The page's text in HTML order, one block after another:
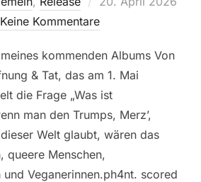
am
Keine Kommentare
kommenden Albums Von
& Tat, das am 1. Mai
die Frage „Was ist
man den Trumps, Merz’,
Welt glaubt, wären das
queere Menschen,
Veganerinnen.ph4nt. scored